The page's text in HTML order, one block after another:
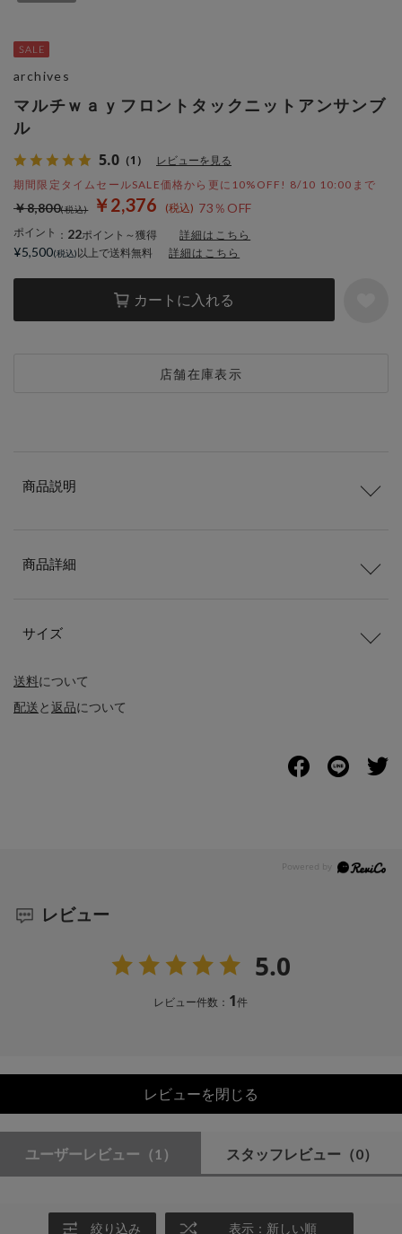
マルチｗａｙフロントタックニットアンサンブ
ル
5.0 （1） レビューを見る
期間限定タイムセールSALE価格から更に10%OFF! 8/10 10:00まで
￥2,376 73％OFF
￥8,800
ポイント ： 22ポイント～獲得 詳細はこちら
カートに入れる
店舗在庫表示
archives
¥5,500 以上で送料無料 詳細はこちら
送料について
配送と返品について
商品説明
商品詳細
サイズ
レビュー
5.0
レビュー件数： 1件
レビューを閉じる
ユーザーレビュー （1） スタッフレビュー （0）
絞り込み 表示：新しい順